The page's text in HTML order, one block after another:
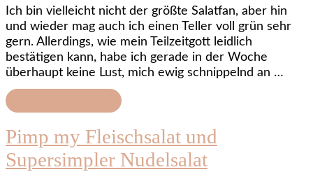
Ich bin vielleicht nicht der größte Salatfan, aber hin
und wieder mag auch ich einen Teller voll grün sehr
gern. Allerdings, wie mein Teilzeitgott leidlich
bestätigen kann, habe ich gerade in der Woche
überhaupt keine Lust, mich ewig schnippelnd an …
Pimp my Fleischsalat und
Supersimpler Nudelsalat